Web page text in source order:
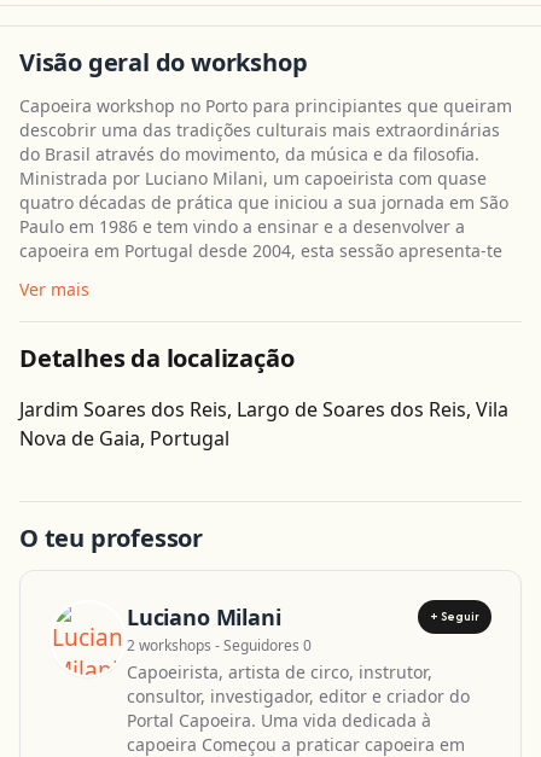
Visão geral do workshop
Capoeira workshop no Porto para principiantes que queiram
descobrir uma das tradições culturais mais extraordinárias
do Brasil através do movimento, da música e da filosofia.
Ministrada por Luciano Milani, um capoeirista com quase
quatro décadas de prática que iniciou a sua jornada em São
Paulo em 1986 e tem vindo a ensinar e a desenvolver a
capoeira em Portugal desde 2004, esta sessão apresenta-te
Ver mais
Detalhes da localização
Jardim Soares dos Reis, Largo de Soares dos Reis, Vila
Nova de Gaia, Portugal
O teu professor
Luciano Milani + Seguir
2 workshops - Seguidores 0
Capoeirista, artista de circo, instrutor,
consultor, investigador, editor e criador do
Portal Capoeira. Uma vida dedicada à
capoeira Começou a praticar capoeira em